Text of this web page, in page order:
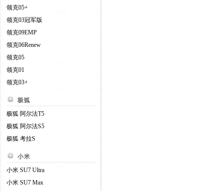
领克05+
领克03冠军版
领克09EMP
领克06Renew
领克05
领克01
领克03+
极狐
极狐 阿尔法T5
极狐 阿尔法S5
极狐 考拉S
小米
小米 SU7 Ultra
小米 SU7 Max